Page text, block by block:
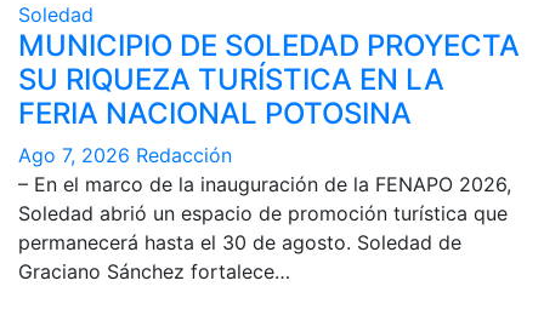
Soledad
MUNICIPIO DE SOLEDAD PROYECTA
SU RIQUEZA TURÍSTICA EN LA
FERIA NACIONAL POTOSINA
Ago 7, 2026 Redacción
– En el marco de la inauguración de la FENAPO 2026,
Soledad abrió un espacio de promoción turística que
permanecerá hasta el 30 de agosto. Soledad de
Graciano Sánchez fortalece…